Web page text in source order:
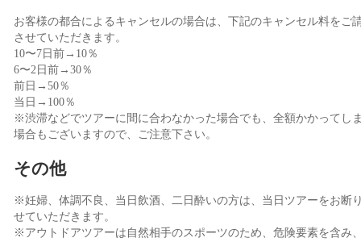
お客様の都合によるキャンセルの場合は、下記のキャンセル料をご
させていただきます。
10〜7日前→10％
6〜2日前→30％
前日→50％
当日→100％
※渋滞などでツアーに間に合わなかった場合でも、全額かかってし
場合もございますので、ご注意下さい。
その他
※妊婦、体調不良、当日飲酒、二日酔いの方は、当日ツアーをお断
せていただきます。
※アウトドアツアーは自然相手のスポーツのため、危険要素を含み